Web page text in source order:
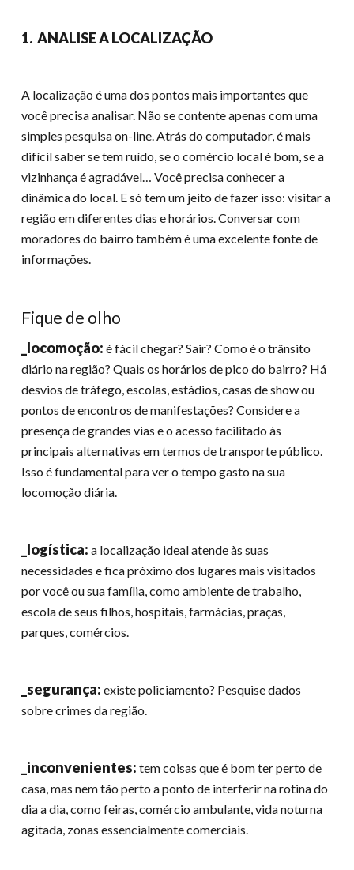
1. ANALISE A LOCALIZAÇÃO
A localização é uma dos pontos mais importantes que
você precisa analisar. Não se contente apenas com uma
simples pesquisa on-line. Atrás do computador, é mais
difícil saber se tem ruído, se o comércio local é bom, se a
vizinhança é agradável… Você precisa conhecer a
dinâmica do local. E só tem um jeito de fazer isso: visitar a
região em diferentes dias e horários. Conversar com
moradores do bairro também é uma excelente fonte de
informações.
Fique de olho
_locomoção:é fácil chegar? Sair? Como é o trânsito
diário na região? Quais os horários de pico do bairro? Há
desvios de tráfego, escolas, estádios, casas de show ou
pontos de encontros de manifestações? Considere a
presença de grandes vias e o acesso facilitado às
principais alternativas em termos de transporte público.
Isso é fundamental para ver o tempo gasto na sua
locomoção diária.
_logística:a localização ideal atende às suas
necessidades e fica próximo dos lugares mais visitados
por você ou sua família, como ambiente de trabalho,
escola de seus filhos, hospitais, farmácias, praças,
parques, comércios.
_segurança:existe policiamento? Pesquise dados
sobre crimes da região.
_inconvenientes:tem coisas que é bom ter perto de
casa, mas nem tão perto a ponto de interferir na rotina do
dia a dia, como feiras, comércio ambulante, vida noturna
agitada, zonas essencialmente comerciais.